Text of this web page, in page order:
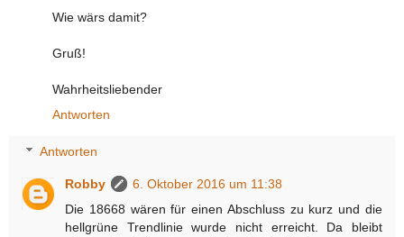
Wie wärs damit?
Gruß!
Wahrheitsliebender
Antworten
Antworten
Robby
6. Oktober 2016 um 11:38
Die 18668 wären für einen Abschluss zu kurz und die
hellgrüne Trendlinie wurde nicht erreicht. Da bleibt